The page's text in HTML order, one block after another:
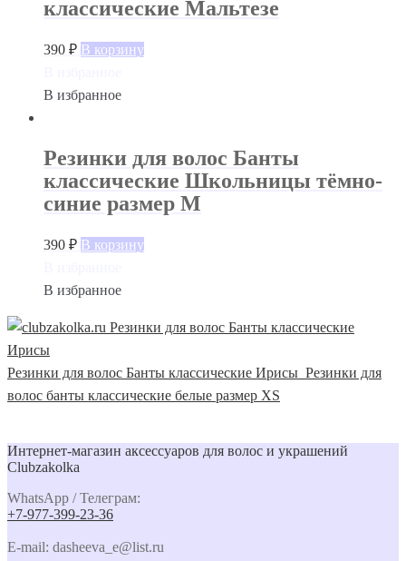
классические Мальтезе
390 ₽ В корзину
В избранное
Резинки для волос Банты
классические Школьницы тёмно-
синие размер М
390 ₽ В корзину
В избранное
Резинки для волос Банты классические Ирисы Резинки для
волос банты классические белые размер XS
Интернет-магазин аксессуаров для волос и украшений
Clubzakolka
WhatsApp / Телеграм:
+7-977-399-23-36
E-mail: dasheeva_e@list.ru